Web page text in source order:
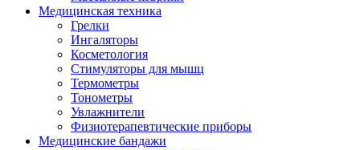
Медицинская техника
Грелки
Ингаляторы
Косметология
Стимуляторы для мышц
Термометры
Тонометры
Увлажнители
Физиотерапевтические приборы
Медицинские бандажи